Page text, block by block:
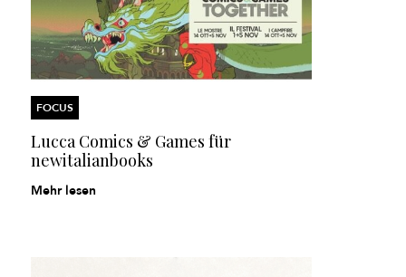
FOCUS
Lucca Comics & Games für
newitalianbooks
Mehr lesen